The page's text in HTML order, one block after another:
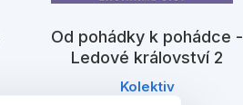
Od pohádky k pohádce -
Ledové království 2
Kolektiv